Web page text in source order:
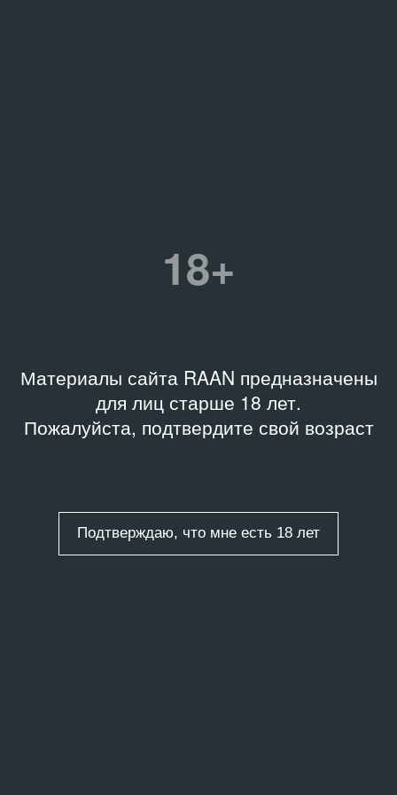
18+
Материалы сайта RAAN предназначены
для лиц старше 18 лет.
Пожалуйста, подтвердите свой возраст
Подтверждаю, что мне есть 18 лет